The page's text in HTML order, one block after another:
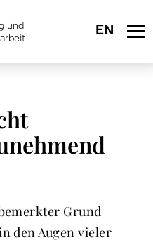
und
Grund
den Augen vieler